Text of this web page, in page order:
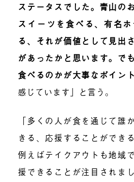
ステータスでした。青山の
スイーツを食べる、有名
る、それが価値として見出
があったかと思います。で
食べるのかが大事なポイン
感じています」と言う。
「多くの人が食を通じて誰
きる、応援することができ
例えばテイクアウトも地域
援できることが注目されま